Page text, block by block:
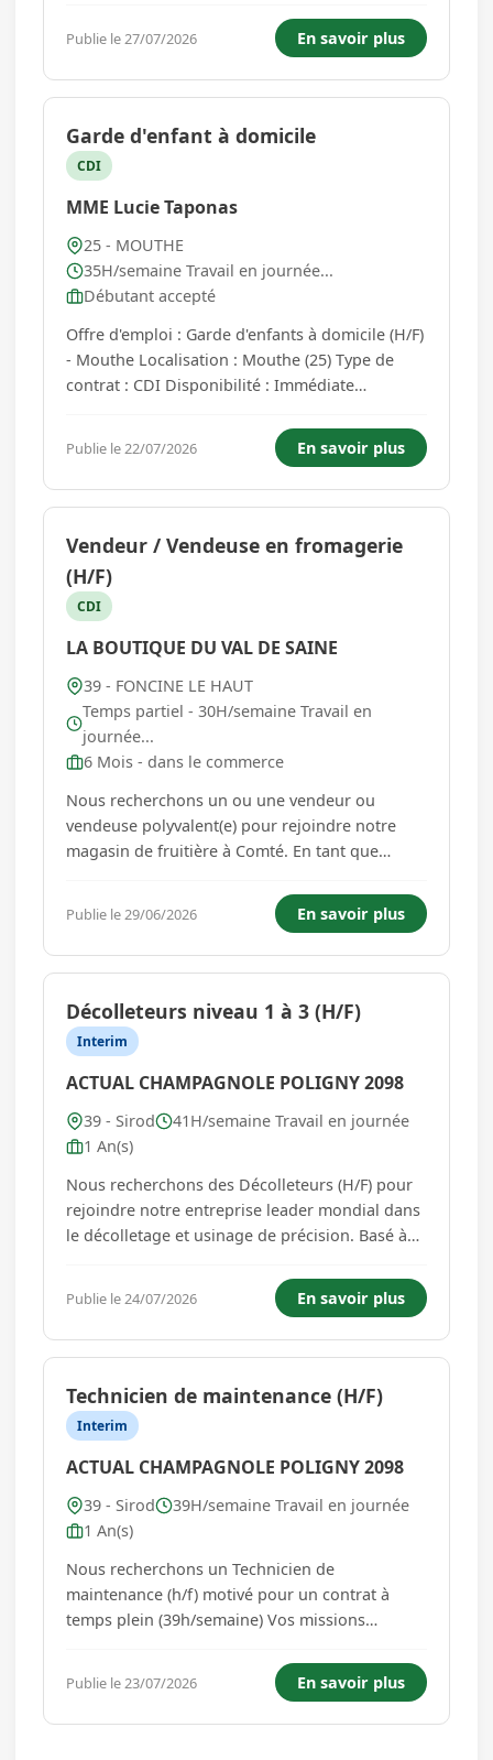
dans un environnement dynamique et
technique. Vos missions : Vous serez chargé de
la maintenance des équip...
Publie le 27/07/2026 En savoir plus
Garde d'enfant à domicile
CDI
MME Lucie Taponas
25 - MOUTHE
35H/semaine Travail en journée...
Débutant accepté
Offre d'emploi : Garde d'enfants à domicile (H/F)
- Mouthe Localisation : Mouthe (25) Type de
contrat : CDI Disponibilité : Immédiate
personne de confiance pour assurer la garde
de trois enfants à domicile sur la commune de
Mouthe. Le poste consiste à...
Publie le 22/07/2026 En savoir plus
Vendeur / Vendeuse en fromagerie
(H/F)
CDI
LA BOUTIQUE DU VAL DE SAINE
39 - FONCINE LE HAUT
Temps partiel - 30H/semaine Travail en
journée...
6 Mois - dans le commerce
Nous recherchons un ou une vendeur ou
vendeuse polyvalent(e) pour rejoindre notre
magasin de fruitière à Comté. En tant que
charge d'accueillir les clients, de promouvoir
nos produits et d'assurer une expérience
d'achat agréable et efficace. Vous par...
Publie le 29/06/2026 En savoir plus
Décolleteurs niveau 1 à 3 (H/F)
Interim
ACTUAL CHAMPAGNOLE POLIGNY 2098
39 - Sirod
41H/semaine Travail en journée
1 An(s)
Nous recherchons des Décolleteurs (H/F) pour
rejoindre notre entreprise leader mondial dans
le décolletage et usinage de précision. Basé à
salariés au sein d'une entreprise à taille
humaine et à culture familiale. Nous sommes
spécialisés ...
Publie le 24/07/2026 En savoir plus
Technicien de maintenance (H/F)
Interim
ACTUAL CHAMPAGNOLE POLIGNY 2098
39 - Sirod
39H/semaine Travail en journée
1 An(s)
Nous recherchons un Technicien de
maintenance (h/f) motivé pour un contrat à
temps plein (39h/semaine) Vos missions
maintenance, vous aurez pour mission
d'assurer le bon fonctionnement de nos outils
de production. Vous réaliserez les opérations
Publie le 23/07/2026 En savoir plus